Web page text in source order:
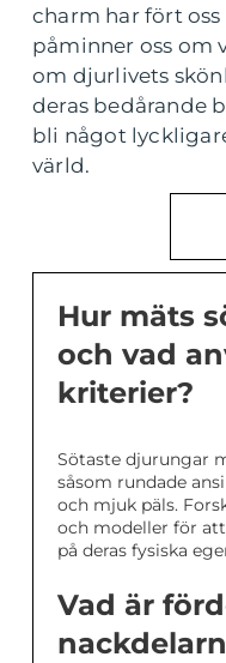
charm har fört
påminner oss om
om djurlivets
deras bedårande
bli något
värld.
Hur mäts
och vad
kriterier?
Sötaste djurungar
såsom rundade
och mjuk päls.
och modeller för
på deras fysiska
Vad är